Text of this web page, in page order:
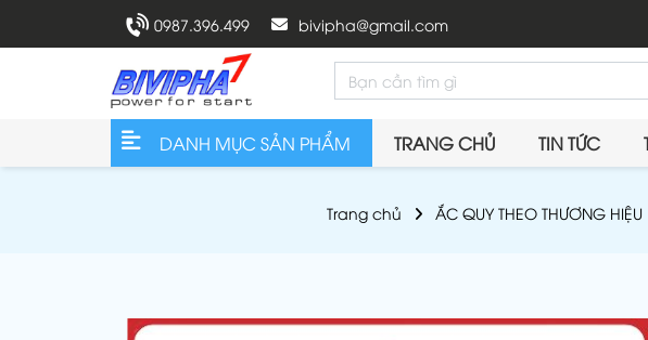
0987.396.499 bivipha@gmail.com
DANH MỤC SẢN PHẨM TRANG CHỦ TIN TỨC
Trang chủ ẮC QUY THEO THƯƠNG HIỆU